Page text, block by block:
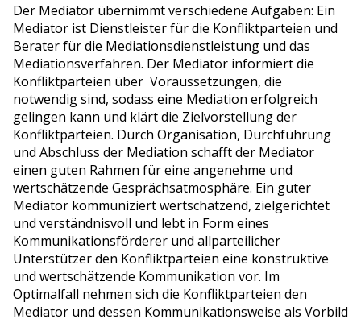
Der Mediator übernimmt verschiedene Aufgaben: Ein
Mediator ist Dienstleister für die Konfliktparteien und
Berater für die Mediationsdienstleistung und das
Mediationsverfahren. Der Mediator informiert die
Konfliktparteien über Voraussetzungen, die
notwendig sind, sodass eine Mediation erfolgreich
gelingen kann und klärt die Zielvorstellung der
Konfliktparteien. Durch Organisation, Durchführung
und Abschluss der Mediation schafft der Mediator
einen guten Rahmen für eine angenehme und
wertschätzende Gesprächsatmosphäre. Ein guter
Mediator kommuniziert wertschätzend, zielgerichtet
und verständnisvoll und lebt in Form eines
Kommunikationsförderer und allparteilicher
Unterstützer den Konfliktparteien eine konstruktive
und wertschätzende Kommunikation vor. Im
Optimalfall nehmen sich die Konfliktparteien den
Mediator und dessen Kommunikationsweise als Vorbild